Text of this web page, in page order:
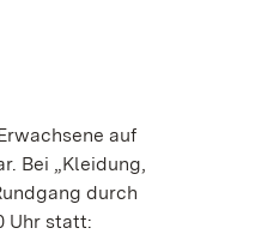
auf
Bei „Kleidung,
durch
Uhr statt: